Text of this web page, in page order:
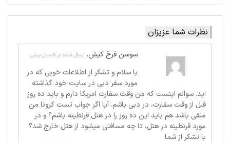
نظرات شما عزیزان
سوسن فرخ کیش. ارسال شده در 5 سال پیش
با سلام و تشکر از اطلاعات خوبی که در
مورد سفر دبی در سایت خود گذاشته
اید. سوالم اینست که من وقت سفارت امریکا دارم و باید ده روز
قبل از وقت سفارت، در دبی باشم. آیا اگر جواب تست کرونا من
منفی باشد هم باید این ده روز را در هتل قرنطینه باشم؟ و در
مورد قرنطینه در هتل، تا چه مسافتی میشود از هتل خارج شد؟
با تشکر از شما